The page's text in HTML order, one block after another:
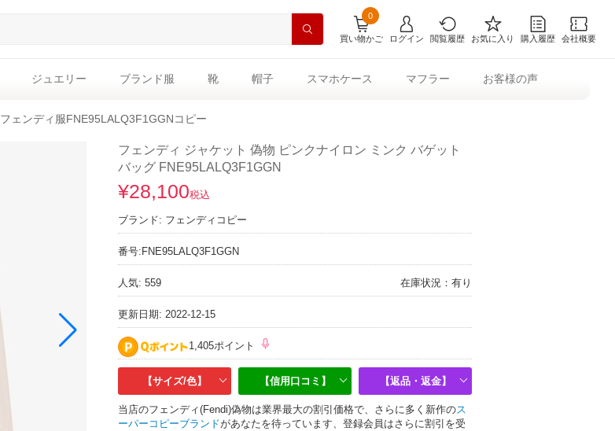
買い物かご
0
ログイン 閲覧履歴 お気に入り 購入履歴 会社概要
ジュエリー ブランド服 靴 帽子 スマホケース マフラー お客様の声
フェンディ服FNE95LALQ3F1GGNコピー
フェンディ ジャケット 偽物 ピンクナイロン ミンク バゲット
バッグ FNE95LALQ3F1GGN
¥28,100税込
ブランド: フェンディコピー
番号: FNE95LALQ3F1GGN
人気: 559 在庫状況：有り
更新日期: 2022-12-15
1,405ポイント
【サイズ/色】 【信用口コミ】 【返品・返金】
当店のフェンディ(Fendi)偽物は業界最大の割引価格で、さらに多く新作のス
ーパーコピーブランドがあなたを待っています、登録会員はさらに割引を受